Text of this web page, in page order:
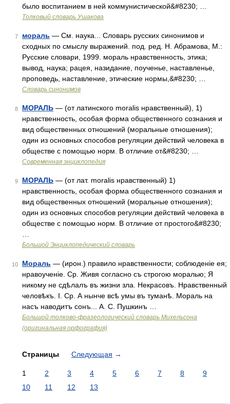
было воспитанием в ней коммунистической&#8230; …
Толковый словарь Ушакова
7 мораль — См. наука... Словарь русских синонимов и
сходных по смыслу выражений. под. ред. Н. Абрамова, М.:
Русские словари, 1999. мораль нравственность, этика;
вывод, наука; рацея, назидание, поученье, наставленье,
проповедь, наставление, этические нормы,&#8230; …
Словарь синонимов
8 МОРАЛЬ — (от латинского moralis нравственный), 1)
нравственность, особая форма общественного сознания и
вид общественных отношений (моральные отношения);
один из основных способов регуляции действий человека в
обществе с помощью норм. В отличие от&#8230; …
Современная энциклопедия
9 МОРАЛЬ — (от лат. moralis нравственный) 1)
нравственность, особая форма общественного сознания и
вид общественных отношений (моральные отношения);
один из основных способов регуляции действий человека в
обществе с помощью норм. В отличие от простого&#8230;
Большой Энциклопедический словарь
10 Мораль — (ирон.) правило нравственности; соблюденіе ея;
нравоученіе. Ср. Живя согласно съ строгою моралью; Я
никому не сдѣлалъ въ жизни зла. Некрасовъ. Нравственный
человѣкъ. I. Ср. А нынче всѣ умы въ туманѣ. Мораль на
насъ наводитъ сонъ... А. С. Пушкинъ …
Большой толково-фразеологический словарь Михельсона
(оригинальная орфография)
Страницы Следующая →
1 2 3 4 5 6 7 8
9
10
11 12 13